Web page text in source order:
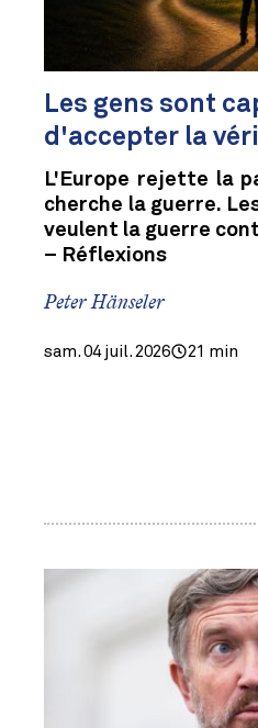
Les gens sont
d'accepter la
L'Europe rejette la
cherche la guerre.
veulent la guerre
– Réflexions
Peter Hänseler
sam. 04 juil. 2026 21 min